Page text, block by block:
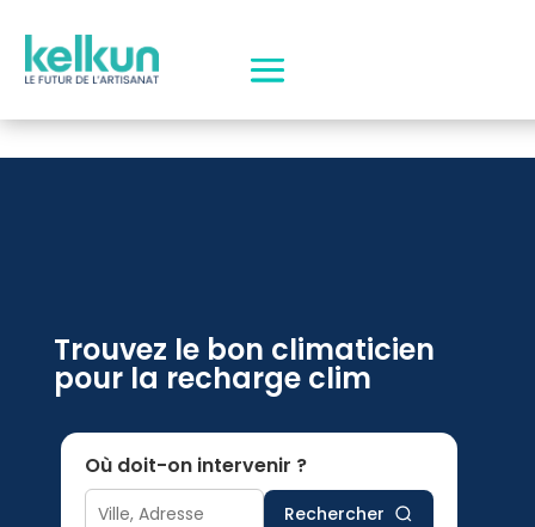
Trouvez le bon climaticien
pour la recharge clim
Où doit-on intervenir ?
Rechercher